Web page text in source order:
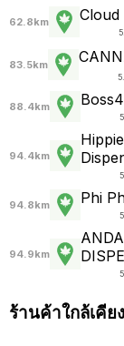
62.8km Cloud
83.5km
88.4km
94.4km
94.8km Phi
94.9km
ร้านค้าใกล้เคีย